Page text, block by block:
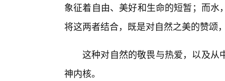
象征着自由、美好和生命的短暂；而
将这两者结合，既是对自然之美的赞颂
这种对自然的敬畏与热爱，以及从
神内核。